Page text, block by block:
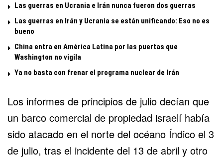
Las guerras en Ucrania e Irán nunca fueron dos guerras
Las guerras en Irán y Ucrania se están unificando: Eso no es
bueno
China entra en América Latina por las puertas que
Washington no vigila
Ya no basta con frenar el programa nuclear de Irán
Los informes de principios de julio decían que
un barco comercial de propiedad israelí había
sido atacado en el norte del océano Índico el 3
de julio, tras el incidente del 13 de abril y otro